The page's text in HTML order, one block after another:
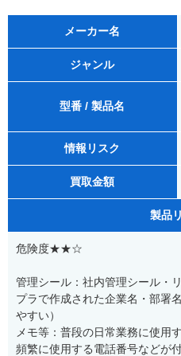
メーカー名
ジャンル
型番 / 製品名
情報リスク
買取金額
製品
危険度★★☆
管理シール：社内管理シール・
プラで作成された企業名・部署
やすい）
メモ等：普段の日常業務に使用
頻繁に使用する電話番号などが